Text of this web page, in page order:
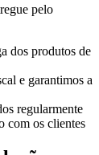
pelo
dos produtos de
e garantimos a
regularmente
com os clientes